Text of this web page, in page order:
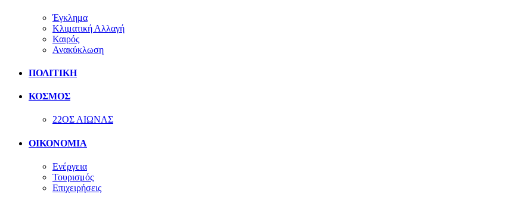
Έγκλημα
Κλιματική Αλλαγή
Καιρός
Ανακύκλωση
ΠΟΛΙΤΙΚΗ
ΚΟΣΜΟΣ
22ΟΣ ΑΙΩΝΑΣ
ΟΙΚΟΝΟΜΙΑ
Ενέργεια
Τουρισμός
Επιχειρήσεις